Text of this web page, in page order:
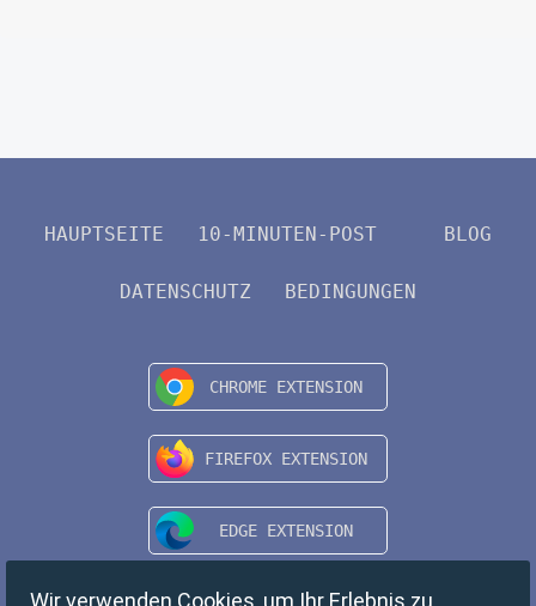
HAUPTSEITE 10-MINUTEN-POST BLOG
DATENSCHUTZ BEDINGUNGEN
Wir verwenden Cookies, um Ihr Erlebnis zu